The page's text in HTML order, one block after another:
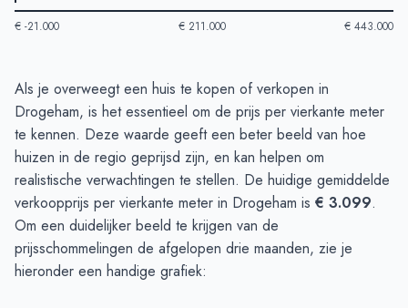
€ -21.000 € 211.000 € 443.000
Huizenprijzen in Drogeham- Afgelopen 3 maanden
Type
Bedrag
Vraagprijs in euro's
€ 392.687
Verkoopprijs in euro's
€ 303.540
Als je overweegt een huis te kopen of verkopen in
Drogeham, is het essentieel om de prijs per vierkante meter
te kennen. Deze waarde geeft een beter beeld van hoe
huizen in de regio geprijsd zijn, en kan helpen om
realistische verwachtingen te stellen. De huidige gemiddelde
verkoopprijs per vierkante meter in Drogeham is € 3.099.
Om een duidelijker beeld te krijgen van de
prijsschommelingen de afgelopen drie maanden, zie je
hieronder een handige grafiek: